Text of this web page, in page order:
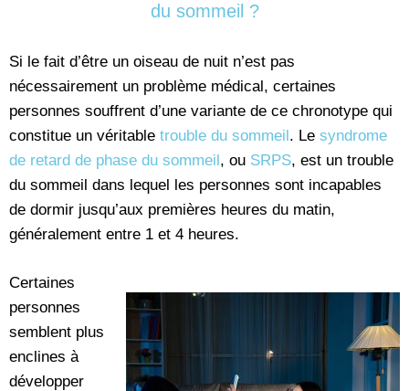
du sommeil ?
Si le fait d’être un oiseau de nuit n’est pas
nécessairement un problème médical, certaines
personnes souffrent d’une variante de ce chronotype qui
constitue un véritable trouble du sommeil. Le syndrome
de retard de phase du sommeil, ou SRPS, est un trouble
du sommeil dans lequel les personnes sont incapables
de dormir jusqu’aux premières heures du matin,
généralement entre 1 et 4 heures.
Certaines
personnes
semblent plus
enclines à
développer